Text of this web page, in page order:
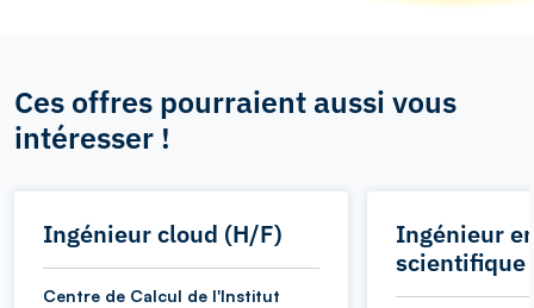
Ces offres pourraient aussi vous
intéresser !
Ingénieur cloud (H/F)
Centre de Calcul de l'Institut
Ingénieur
scientifique